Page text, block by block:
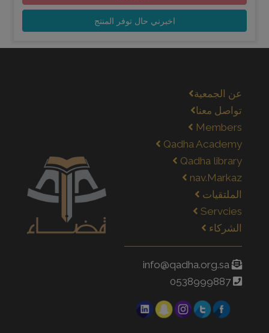
اخبرني حال توفر المنتج
عن الجمعية
تواصل معنا
Members
Qadha Academy
Qadha library
nav.Markaz
الملتقيات
Servcies
الشركاء
info@qadha.org.sa
0538999887